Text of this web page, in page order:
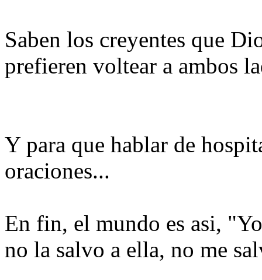
Saben los creyentes que
prefieren voltear a ambos
Y para que hablar de
oraciones...
En fin, el mundo es asi,
no la salvo a ella, no me